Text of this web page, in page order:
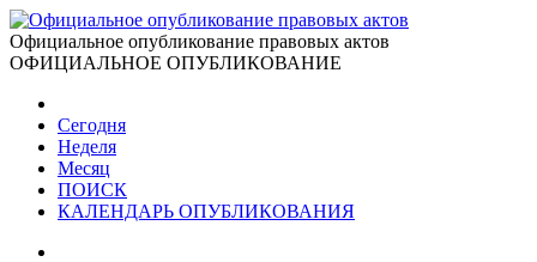
Официальное опубликование правовых актов
ОФИЦИАЛЬНОЕ ОПУБЛИКОВАНИЕ
Сегодня
Неделя
Месяц
ПОИСК
КАЛЕНДАРЬ ОПУБЛИКОВАНИЯ